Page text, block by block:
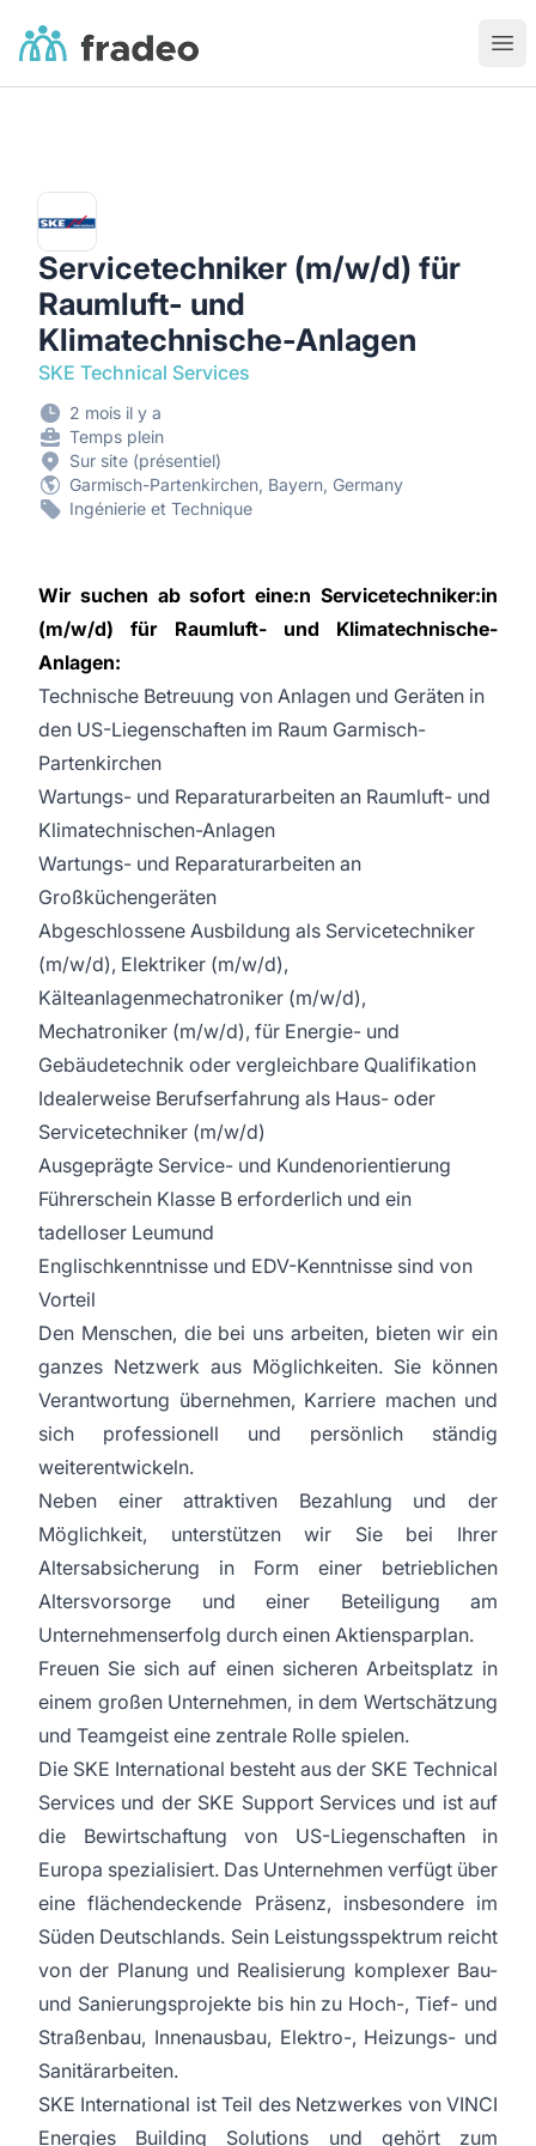
Fradeo
Servicetechniker (m/w/d) für
Raumluft- und
Klimatechnische-Anlagen
SKE Technical Services
2 mois il y a
Temps plein
Sur site (présentiel)
Garmisch-Partenkirchen, Bayern, Germany
Ingénierie et Technique
Wir suchen ab sofort eine:n Servicetechniker:in
(m/w/d) für Raumluft- und Klimatechnische-
Anlagen:
Technische Betreuung von Anlagen und Geräten in
den US-Liegenschaften im Raum Garmisch-
Partenkirchen
Wartungs- und Reparaturarbeiten an Raumluft- und
Klimatechnischen-Anlagen
Wartungs- und Reparaturarbeiten an
Großküchengeräten
Abgeschlossene Ausbildung als Servicetechniker
(m/w/d), Elektriker (m/w/d),
Kälteanlagenmechatroniker (m/w/d),
Mechatroniker (m/w/d), für Energie- und
Gebäudetechnik oder vergleichbare Qualifikation
Idealerweise Berufserfahrung als Haus- oder
Servicetechniker (m/w/d)
Ausgeprägte Service- und Kundenorientierung
Führerschein Klasse B erforderlich und ein
tadelloser Leumund
Englischkenntnisse und EDV-Kenntnisse sind von
Vorteil
Den Menschen, die bei uns arbeiten, bieten wir ein
ganzes Netzwerk aus Möglichkeiten. Sie können
Verantwortung übernehmen, Karriere machen und
sich professionell und persönlich ständig
weiterentwickeln.
Neben einer attraktiven Bezahlung und der
Möglichkeit, unterstützen wir Sie bei Ihrer
Altersabsicherung in Form einer betrieblichen
Altersvorsorge und einer Beteiligung am
Unternehmenserfolg durch einen Aktiensparplan.
Freuen Sie sich auf einen sicheren Arbeitsplatz in
einem großen Unternehmen, in dem Wertschätzung
und Teamgeist eine zentrale Rolle spielen.
Die SKE International besteht aus der SKE Technical
Services und der SKE Support Services und ist auf
die Bewirtschaftung von US-Liegenschaften in
Europa spezialisiert. Das Unternehmen verfügt über
eine flächendeckende Präsenz, insbesondere im
Süden Deutschlands. Sein Leistungsspektrum reicht
von der Planung und Realisierung komplexer Bau-
und Sanierungsprojekte bis hin zu Hoch-, Tief- und
Straßenbau, Innenausbau, Elektro-, Heizungs- und
Sanitärarbeiten.
SKE International ist Teil des Netzwerkes von VINCI
Energies Building Solutions und gehört zum